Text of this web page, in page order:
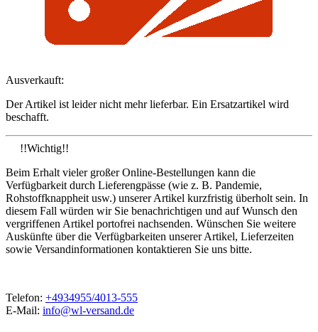
Ausverkauft:
Der Artikel ist leider nicht mehr lieferbar. Ein Ersatzartikel wird
beschafft.
!!Wichtig!!
Beim Erhalt vieler großer Online-Bestellungen kann die
Verfügbarkeit durch Lieferengpässe (wie z. B. Pandemie,
Rohstoffknappheit usw.) unserer Artikel kurzfristig überholt sein. In
diesem Fall würden wir Sie benachrichtigen und auf Wunsch den
vergriffenen Artikel portofrei nachsenden. Wünschen Sie weitere
Auskünfte über die Verfügbarkeiten unserer Artikel, Lieferzeiten
sowie Versandinformationen kontaktieren Sie uns bitte.
Telefon: +4934955/4013-555
E-Mail: info@wl-versand.de